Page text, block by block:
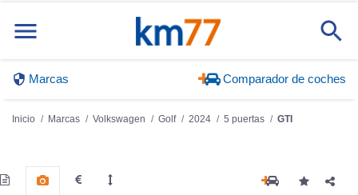
Marcas Comparador de coches
Inicio Marcas Volkswagen Golf 2024 5 puertas GTI